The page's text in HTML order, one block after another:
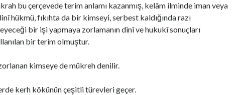
bu çerçevede terim anlamı kazanmış, kelâm ilminde iman veya
hükmü, fıkıhta da bir kimseyi, serbest kaldığında razı
bir işi yapmaya zorlamanın dinî ve hukukî sonuçları
bir terim olmuştur.
kimseye de mükreh denilir.
kerh kökünün çeşitli türevleri geçer.